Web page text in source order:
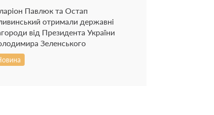
Павлюк та Остап
отримали державні
від Президента України
Зеленського